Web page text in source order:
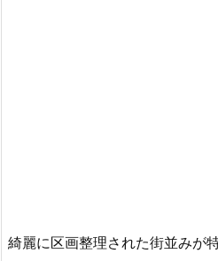
綺麗に区画整理された街並みが